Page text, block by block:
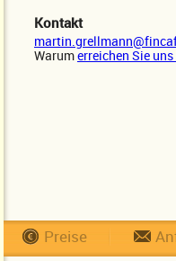
Kontakt
Warumerreichen Sie
Preise